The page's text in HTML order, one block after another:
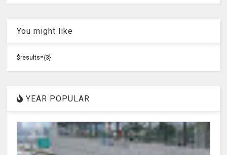
You might like
$results={3}
YEAR POPULAR